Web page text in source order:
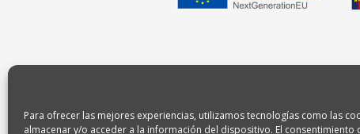
Para ofrecer las mejores experiencias, utilizamos tecnologías como las
almacenar y/o acceder a la información del dispositivo. El consentimiento